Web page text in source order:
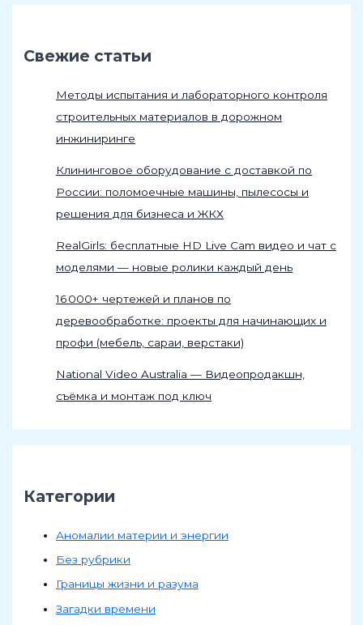
Свежие статьи
Методы испытания и лабораторного контроля
строительных материалов в дорожном
инжиниринге
Клининговое оборудование с доставкой по
России: поломоечные машины, пылесосы и
решения для бизнеса и ЖКХ
RealGirls: бесплатные HD Live Cam видео и чат с
моделями — новые ролики каждый день
16 000+ чертежей и планов по
деревообработке: проекты для начинающих и
профи (мебель, сараи, верстаки)
National Video Australia — Видеопродакшн,
съёмка и монтаж под ключ
Категории
Аномалии материи и энергии
Без рубрики
Границы жизни и разума
Загадки времени